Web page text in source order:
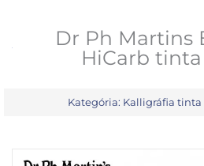
Dr Ph Martins
HiCarb
Kategória: Kalligráfia tinta